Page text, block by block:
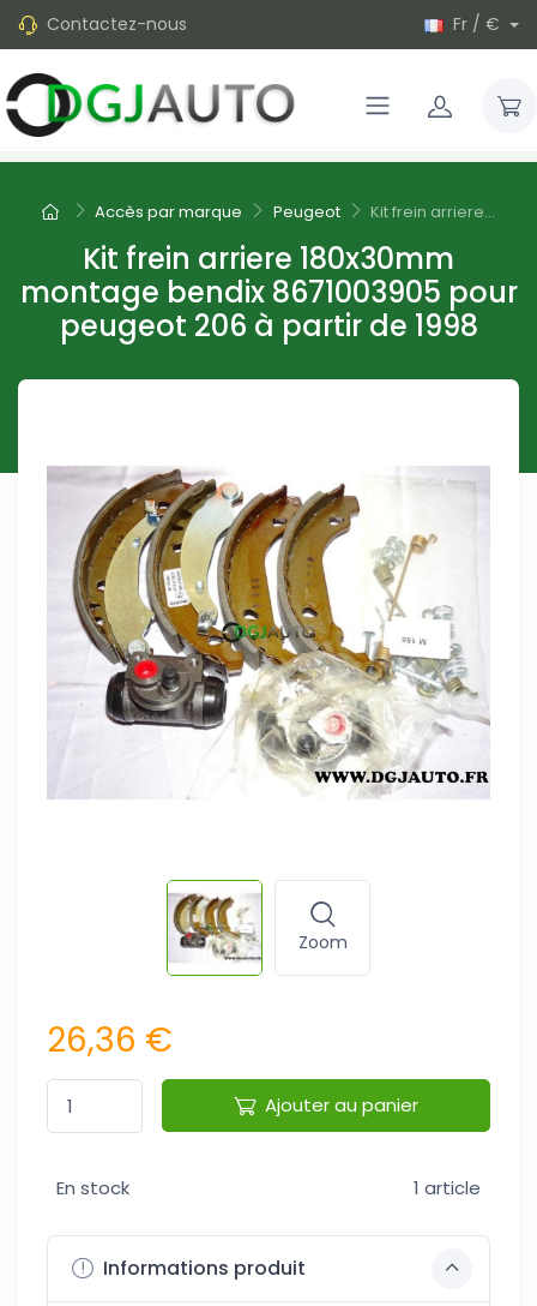
Contactez-nous Fr / €
Accès par marque Peugeot Kit frein arriere...
Kit frein arriere 180x30mm
montage bendix 8671003905 pour
peugeot 206 à partir de 1998
Zoom
26,36 €
Ajouter au panier
En stock 1 article
Informations produit